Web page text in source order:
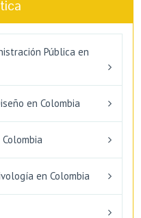
Pública en
en Colombia
en Colombia